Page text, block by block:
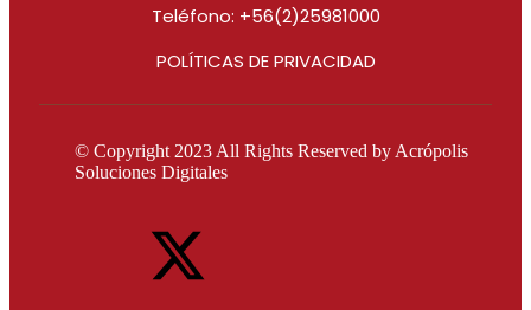
Teléfono: +56(2)25981000
POLÍTICAS DE PRIVACIDAD
© Copyright 2023 All Rights Reserved by Acrópolis
Soluciones Digitales